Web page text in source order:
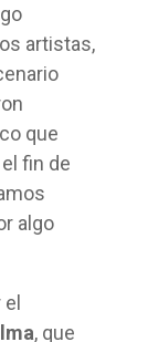
artistas,
que
fin de
algo
el
, que